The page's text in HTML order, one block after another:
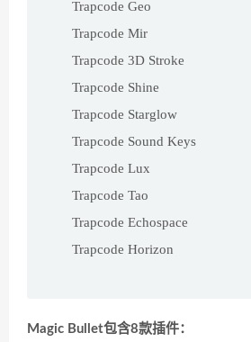
Trapcode Geo
Trapcode Mir
Trapcode 3D Stroke
Trapcode Shine
Trapcode Starglow
Trapcode Sound Keys
Trapcode Lux
Trapcode Tao
Trapcode Echospace
Trapcode Horizon
Magic Bullet包含8款插件：